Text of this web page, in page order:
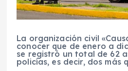
La organización civil
conocer que de enero a
se registró un total de 62
policías, es decir, dos más